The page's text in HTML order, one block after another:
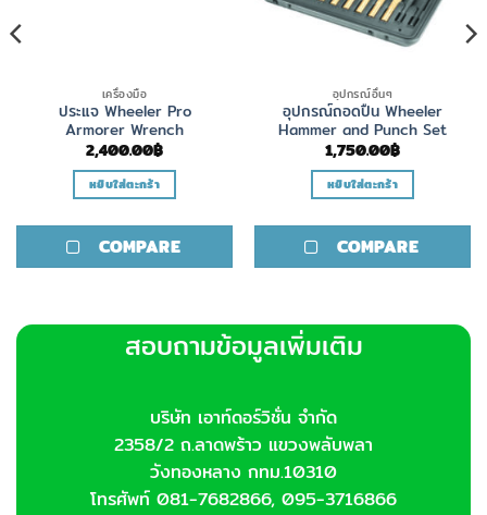
เครื่องมือ
ประแจ Wheeler Pro
Armorer Wrench
2,400.00฿
หยิบใส่ตะกร้า
COMPARE
อุปกรณ์อื่นๆ
อุปกรณ์ถอดปืน Wheeler
Hammer and Punch Set
1,750.00฿
หยิบใส่ตะกร้า
COMPARE
สอบถามข้อมูลเพิ่มเติม
บริษัท เอาท์ดอร์วิชั่น จำกัด
2358/2 ถ.ลาดพร้าว แขวงพลับพลา
วังทองหลาง กทม.10310
โทรศัพท์ 081-7682866, 095-3716866